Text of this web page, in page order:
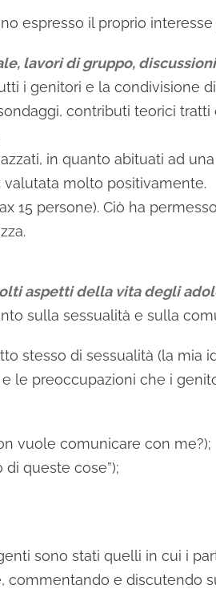
espresso il proprio
lavori di gruppo,
i genitori e la condivisione
contributi teorici tratti
in quanto abituati ad
molto positivamente.
15 persone). Ciò ha
aspetti della vita degli
sulla sessualità e sulla
stesso di sessualità (la mia
le preoccupazioni che i
vuole comunicare con me?);
queste cose”);
sono stati quelli in cui i
e discutendo